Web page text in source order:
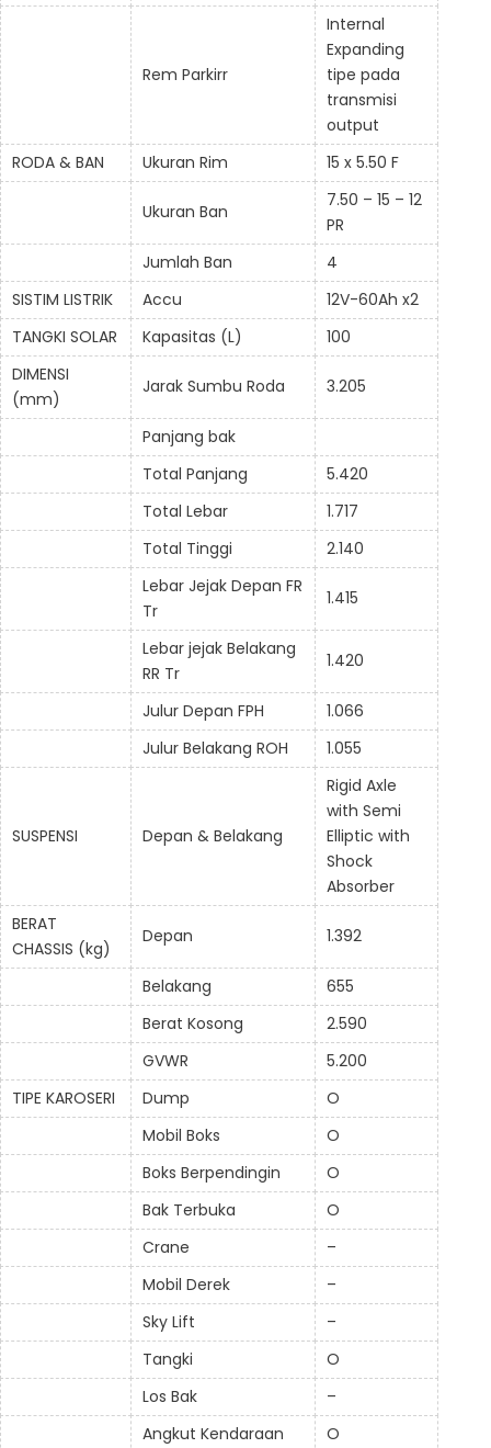
Rem Parkirr
Internal
Expanding
tipe pada
transmisi
output
RODA & BAN
Ukuran Rim 15 x 5.50 F
Ukuran Ban
7.50 – 15 – 12
PR
Jumlah Ban
4
SISTIM LISTRIK
Accu
12V-60Ah x2
TANGKI SOLAR
Kapasitas (L)
100
DIMENSI
(mm)
Jarak Sumbu Roda 3.205
Panjang bak
Total Panjang
5.420
Total Lebar
1.717
Total Tinggi
2.140
Lebar Jejak Depan FR
Tr
1.415
Lebar jejak Belakang
RR Tr
1.420
Julur Depan FPH
1.066
Julur Belakang ROH
1.055
SUSPENSI Depan & Belakang
Rigid Axle
with Semi
Elliptic with
Shock
Absorber
BERAT
CHASSIS (kg)
Depan 1.392
Belakang
655
Berat Kosong
2.590
GVWR
5.200
TIPE KAROSERI
Dump
O
Mobil Boks
O
Boks Berpendingin
O
Bak Terbuka
O
Crane
–
Mobil Derek
–
Sky Lift
–
Tangki
O
Los Bak
–
Angkut Kendaraan
O